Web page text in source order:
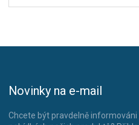
Novinky na e-mail
Chcete být pravdelně informováni